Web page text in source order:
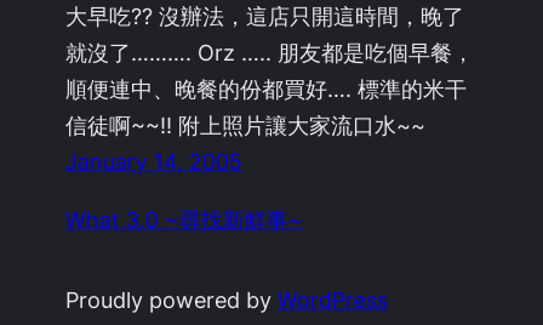
大早吃?? 沒辦法，這店只開這時間，晚了
就沒了………. Orz ….. 朋友都是吃個早餐，
順便連中、晚餐的份都買好…. 標準的米干
信徒啊~~!! 附上照片讓大家流口水~~
January 14, 2005
What 3.0 ~尋找新鮮事~
Proudly powered byWordPress